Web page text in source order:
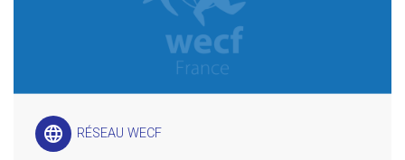
language RÉSEAU WECF